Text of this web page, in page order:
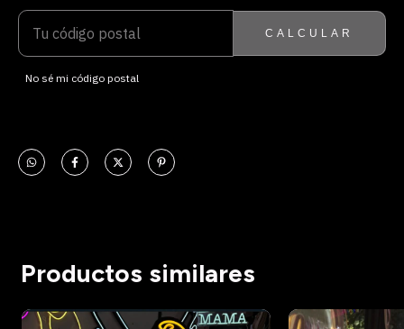
CALCULAR
No sé mi código postal
Productos similares